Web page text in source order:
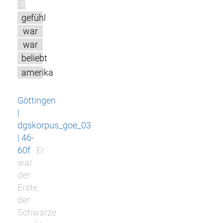
m
gefühl
war
war
beliebt
amerika
Göttingen
|
dgskorpus_goe_03
| 46-
60f
Er
war
der
Erste,
der
Schwarze